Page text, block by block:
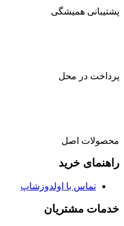
پشتیبانی همیشگی
پرداخت در محل
محصولات اصل
راهنمای خرید
تماس با اولدوزشاپ
خدمات مشتریان